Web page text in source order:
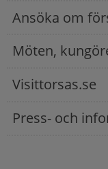
Ansöka om
Möten,
Visittorsas.se
Press- och